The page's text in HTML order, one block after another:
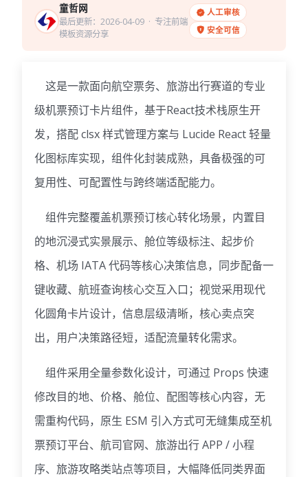
童哲网
最后更新：2026-04-09· 专注前端
模板资源分享
人工审核
安全可信
这是一款面向航空票务、旅游出行赛道的专业
级机票预订卡片组件，基于React技术栈原生开
发，搭配 clsx 样式管理方案与 Lucide React 轻量
化图标库实现，组件化封装成熟，具备极强的可
复用性、可配置性与跨终端适配能力。
组件完整覆盖机票预订核心转化场景，内置目
的地沉浸式实景展示、舱位等级标注、起步价
格、机场 IATA 代码等核心决策信息，同步配备一
键收藏、航班查询核心交互入口；视觉采用现代
化圆角卡片设计，信息层级清晰，核心卖点突
出，用户决策路径短，适配流量转化需求。
组件采用全量参数化设计，可通过 Props 快速
修改目的地、价格、舱位、配图等核心内容，无
需重构代码，原生 ESM 引入方式可无缝集成至机
票预订平台、航司官网、旅游出行 APP / 小程
序、旅游攻略类站点等项目，大幅降低同类界面